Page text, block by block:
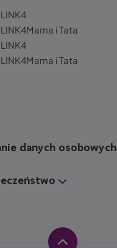
i Tata
i Tata
danych osobowych